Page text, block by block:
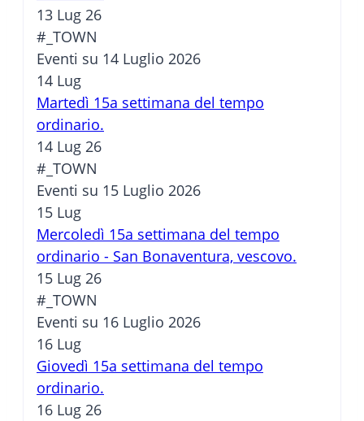
13 Lug 26
#_TOWN
Eventi su 14 Luglio 2026
14 Lug
Martedì 15a settimana del tempo
ordinario.
14 Lug 26
#_TOWN
Eventi su 15 Luglio 2026
15 Lug
Mercoledì 15a settimana del tempo
ordinario - San Bonaventura, vescovo.
15 Lug 26
#_TOWN
Eventi su 16 Luglio 2026
16 Lug
Giovedì 15a settimana del tempo
ordinario.
16 Lug 26